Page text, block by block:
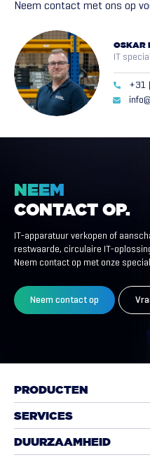
Neem contact met ons op
OSKAR
IT
+31
NEEM
CONTACT OP.
IT-apparatuur verkopen of
restwaarde, circulaire IT-
Neem contact op met onze
Neem contact op
PRODUCTEN
SERVICES
DUURZAAMHEID